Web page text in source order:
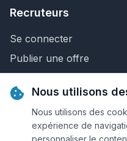
Recruteurs
Se connecter
Publier une offre
Nous contacter
Nous utilisons
Nous utilisons des
expérience de
personnaliser le